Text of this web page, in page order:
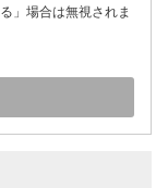
」場合は無視されま